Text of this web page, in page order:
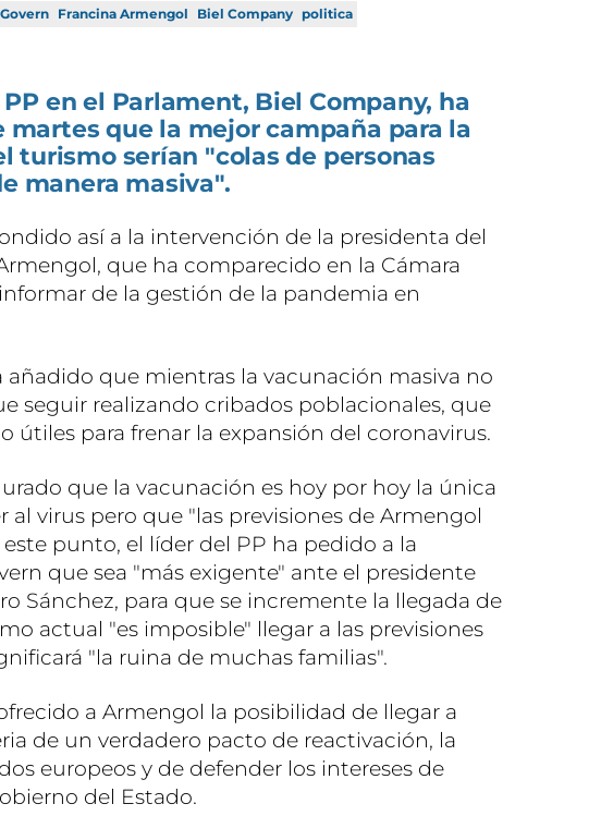
Govern Francina Armengol Biel Company politica
en el Parlament, Biel Company, ha
martes que la mejor campaña para la
turismo serían "colas de personas
manera masiva".
así a la intervención de la presidenta del
que ha comparecido en la Cámara
de la gestión de la pandemia en
añadido que mientras la vacunación masiva no
seguir realizando cribados poblacionales, que
útiles para frenar la expansión del coronavirus.
que la vacunación es hoy por hoy la única
al virus pero que "las previsiones de Armengol
este punto, el líder del PP ha pedido a la
que sea "más exigente" ante el presidente
Sánchez, para que se incremente la llegada de
actual "es imposible" llegar a las previsiones
"la ruina de muchas familias".
a Armengol la posibilidad de llegar a
de un verdadero pacto de reactivación, la
europeos y de defender los intereses de
del Estado.